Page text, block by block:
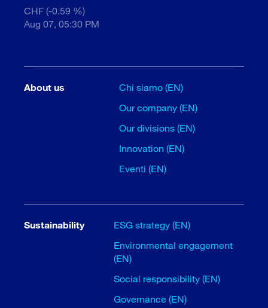
CHF (-0.59 %)
Aug 07, 05:30 PM
About us
Chi siamo (EN)
Our company (EN)
Our divisions (EN)
Innovation (EN)
Eventi (EN)
Sustainability
ESG strategy (EN)
Environmental engagement
(EN)
Social responsibility (EN)
Governance (EN)